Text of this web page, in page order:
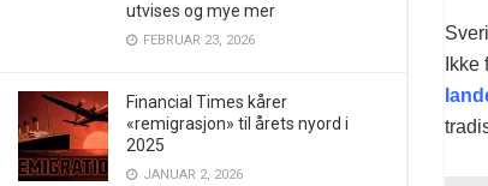
utvises og mye mer
FEBRUAR 23, 2026
Financial Times kårer
«remigrasjon» til årets nyord i
2025
JANUAR 2, 2026